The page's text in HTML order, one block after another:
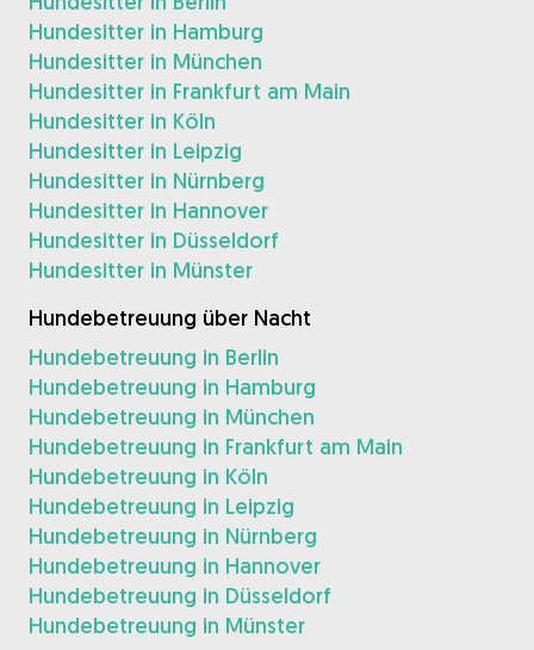
Hundesitter in Hamburg
Hundesitter in München
Hundesitter in Frankfurt am Main
Hundesitter in Köln
Hundesitter in Leipzig
Hundesitter in Nürnberg
Hundesitter in Hannover
Hundesitter in Düsseldorf
Hundesitter in Münster
Hundebetreuung über Nacht
Hundebetreuung in Berlin
Hundebetreuung in Hamburg
Hundebetreuung in München
Hundebetreuung in Frankfurt am Main
Hundebetreuung in Köln
Hundebetreuung in Leipzig
Hundebetreuung in Nürnberg
Hundebetreuung in Hannover
Hundebetreuung in Düsseldorf
Hundebetreuung in Münster